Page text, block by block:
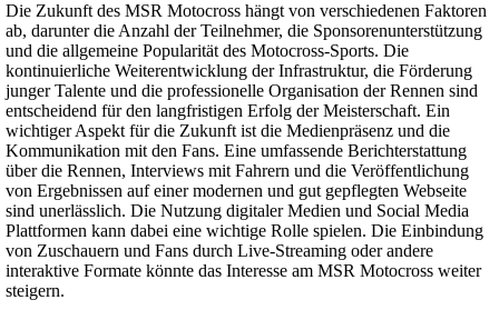
Die Zukunft des MSR Motocross hängt von verschiedenen Faktoren
ab, darunter die Anzahl der Teilnehmer, die Sponsorenunterstützung
und die allgemeine Popularität des Motocross-Sports. Die
kontinuierliche Weiterentwicklung der Infrastruktur, die Förderung
junger Talente und die professionelle Organisation der Rennen sind
entscheidend für den langfristigen Erfolg der Meisterschaft. Ein
wichtiger Aspekt für die Zukunft ist die Medienpräsenz und die
Kommunikation mit den Fans. Eine umfassende Berichterstattung
über die Rennen, Interviews mit Fahrern und die Veröffentlichung
von Ergebnissen auf einer modernen und gut gepflegten Webseite
sind unerlässlich. Die Nutzung digitaler Medien und Social Media
Plattformen kann dabei eine wichtige Rolle spielen. Die Einbindung
von Zuschauern und Fans durch Live-Streaming oder andere
interaktive Formate könnte das Interesse am MSR Motocross weiter
steigern.